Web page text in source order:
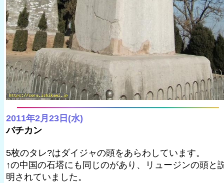
2011年2月23日(水)
バチカン
5枚のタレ?はダイジャの頭をあらわしています。
↑の中国の石塔にも同じのがあり、リュージンの頭と
明されていました。